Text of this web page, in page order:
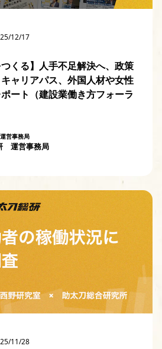
12/17
つくる】人手不足解決へ、政策
ャリアパス、外国人材や女性
ート（建設業働き方フォーラ
営事務局
運営事務局
11/28